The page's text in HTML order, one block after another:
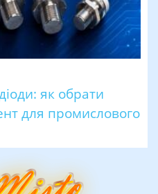
як обрати
для промислового